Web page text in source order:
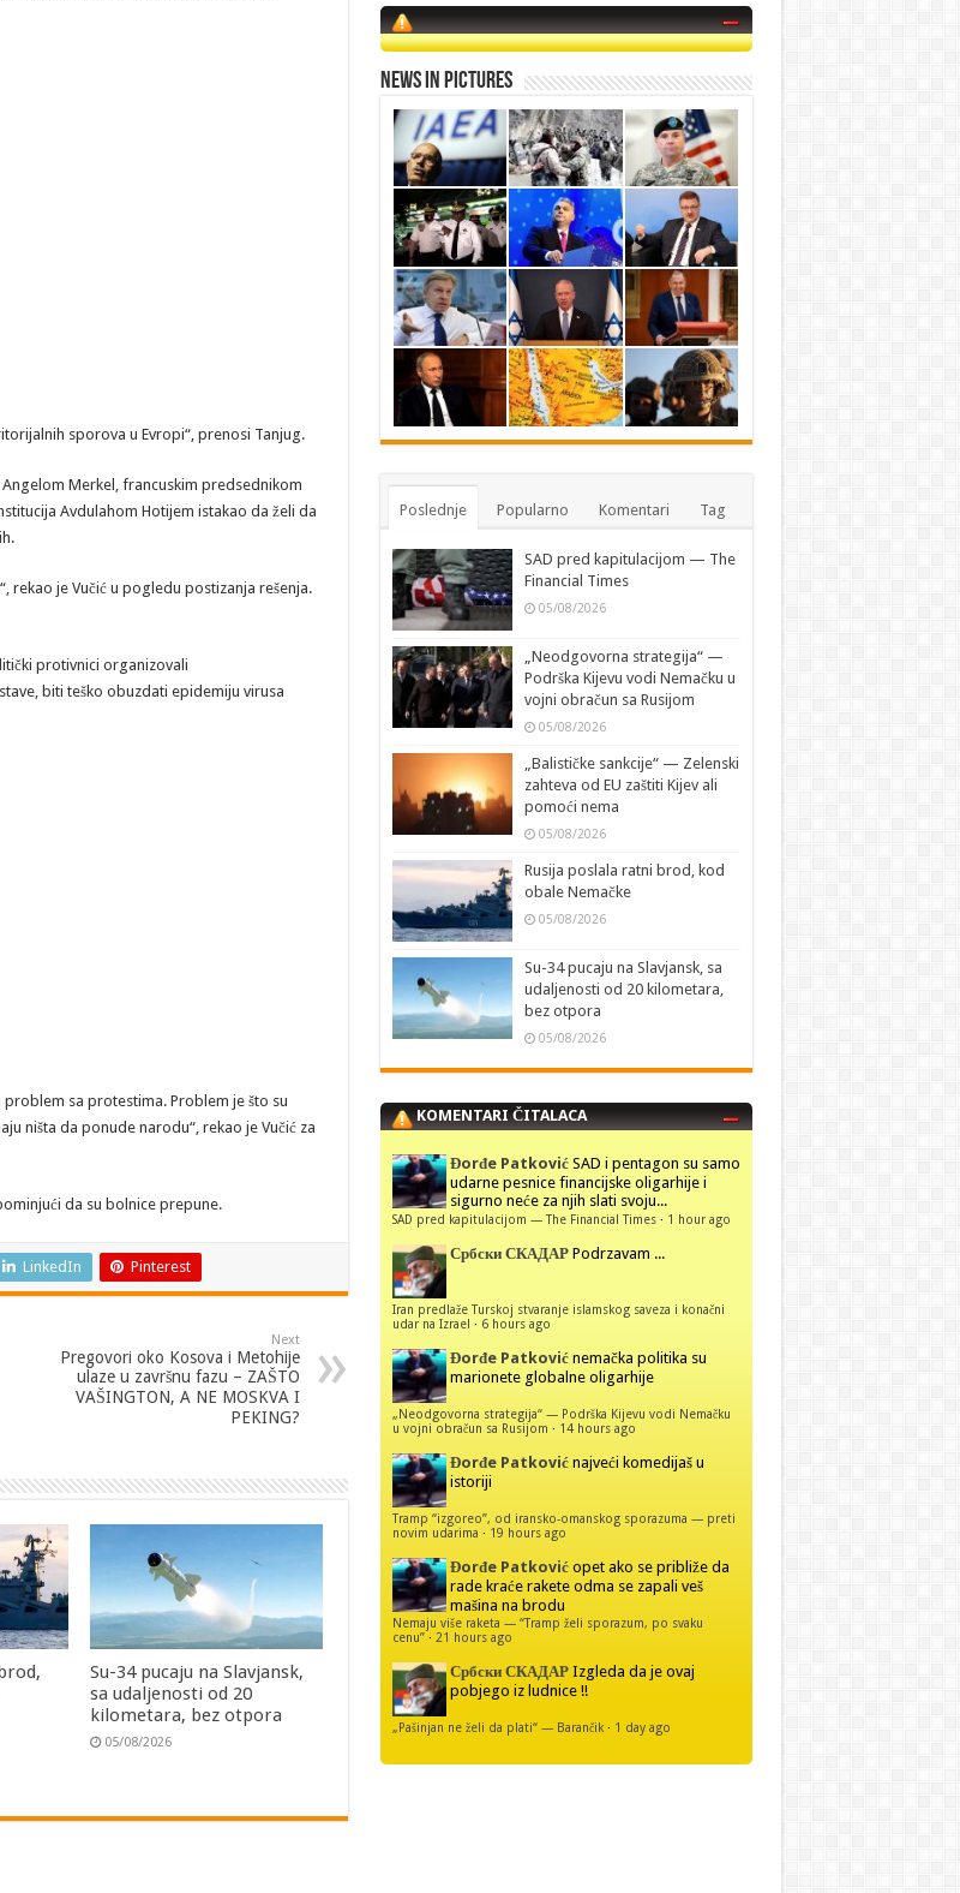
sporova u Evropi“, prenosi Tanjug.
Merkel, francuskim predsednikom
Avdulahom Hotijem istakao da želi da
rekao je Vučić u pogledu postizanja rešenja.
protivnici organizovali
biti teško obuzdati epidemiju virusa
sa protestima. Problem je što su
ništa da ponude narodu“, rekao je Vučić za
da su bolnice prepune.
LinkedIn Pinterest
Next
Pregovori oko Kosova i Metohije
ulaze u završnu fazu – ZAŠTO
VAŠINGTON, A NE MOSKVA I
PEKING?
Su-34 pucaju na Slavjansk,
sa udaljenosti od 20
kilometara, bez otpora
05/08/2026
News in Pictures
Poslednje Popularno Komentari Tag
SAD pred kapitulacijom — The
Financial Times
05/08/2026
„Neodgovorna strategija“ —
Podrška Kijevu vodi Nemačku u
vojni obračun sa Rusijom
05/08/2026
„Balističke sankcije“ — Zelenski
zahteva od EU zaštiti Kijev ali
pomoći nema
05/08/2026
Rusija poslala ratni brod, kod
obale Nemačke
05/08/2026
Su-34 pucaju na Slavjansk, sa
udaljenosti od 20 kilometara,
bez otpora
05/08/2026
KOMENTARI ČITALACA
Đorđe Patković SAD i pentagon su samo
udarne pesnice financijske oligarhije i
sigurno neće za njih slati svoju...
SAD pred kapitulacijom — The Financial Times· 1 hour ago
Србски СКАДАР Podrzavam ...
Iran predlaže Turskoj stvaranje islamskog saveza i konačni
udar na Izrael · 6 hours ago
Đorđe Patković nemačka politika su
marionete globalne oligarhije
„Neodgovorna strategija“ — Podrška Kijevu vodi Nemačku
u vojni obračun sa Rusijom · 14 hours ago
Đorđe Patković najveći komedijaš u
istoriji
Tramp “izgoreo”, od iransko-omanskog sporazuma — preti
novim udarima · 19 hours ago
Đorđe Patković opet ako se približe da
rade kraće rakete odma se zapali veš
mašina na brodu
Nemaju više raketa — “Tramp želi sporazum, po svaku
cenu”· 21 hours ago
Србски СКАДАР Izgleda da je ovaj
pobjego iz ludnice !!
„Pašinjan ne želi da plati“ — Barančik· 1 day ago